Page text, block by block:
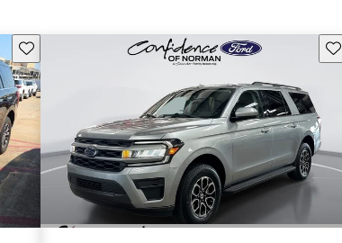
Guarda este Aviso